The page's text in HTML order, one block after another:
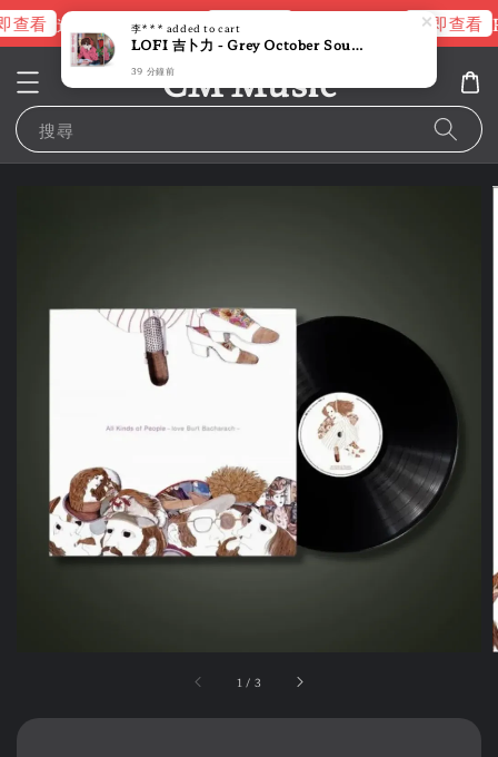
看 進擊的巨人片頭曲 立即查看 立即查看
CM Music
搜尋
1 / 3
李*** added to cart
LOFI 吉卜力 - Grey October Sound（限量圖片彩膠｜黑膠唱片 LP）
39 分鐘前